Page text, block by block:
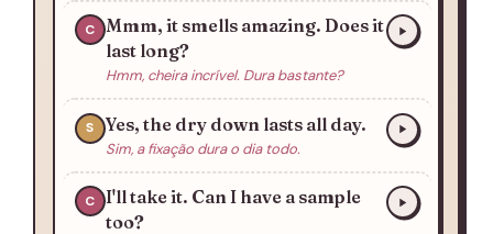
C Mmm, it smells amazing. Does it
last long?
Hmm, cheira incrível. Dura bastante?
S Yes, the dry down lasts all day.
Sim, a fixação dura o dia todo.
C I'll take it. Can I have a sample
too?